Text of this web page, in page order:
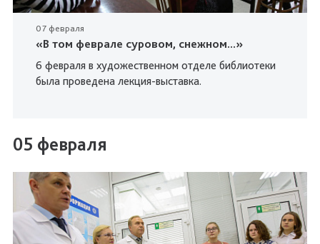
07 февраля
«В том феврале суровом, снежном...»
6 февраля в художественном отделе библиотеки
была проведена лекция-выставка.
05 февраля